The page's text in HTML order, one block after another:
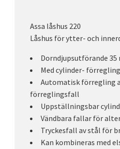
Assa låshus 220
Låshus för ytter- och
Dorndjupsutförande 35
Med cylinder-
Automatisk förregling
förreglingsfall
Uppställningsbar
Vändbara fallar för
Tryckesfall av stål för
Kan kombineras med